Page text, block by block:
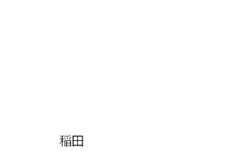
稲田